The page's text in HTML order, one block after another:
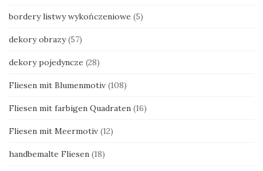
bordery listwy wykończeniowe (5)
dekory obrazy (57)
dekory pojedyncze (28)
Fliesen mit Blumenmotiv (108)
Fliesen mit farbigen Quadraten (16)
Fliesen mit Meermotiv (12)
handbemalte Fliesen (18)